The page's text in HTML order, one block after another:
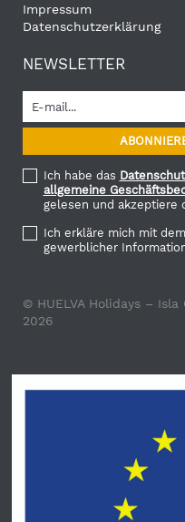
Impressum
Datenschutzerklärung
NEWSLETTER
Ich habe das
allgemeine
gelesen und akzeptiere
Ich erkläre mich mit
gewerblicher
© HUELVA Holidays – Isla
2026